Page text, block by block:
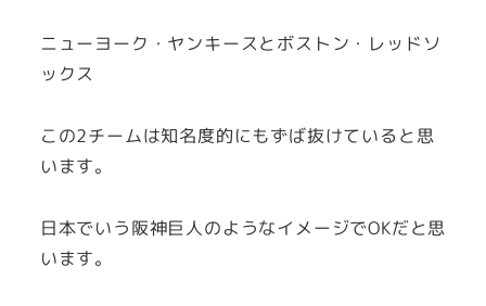
ニューヨーク・ヤンキースとボストン・レッドソ
ックス
この2チームは知名度的にもずば抜けていると思
います。
日本でいう阪神巨人のようなイメージでOKだと思
います。